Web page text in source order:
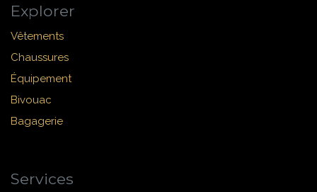
Explorer
Vêtements
Chaussures
Équipement
Bivouac
Bagagerie
Services